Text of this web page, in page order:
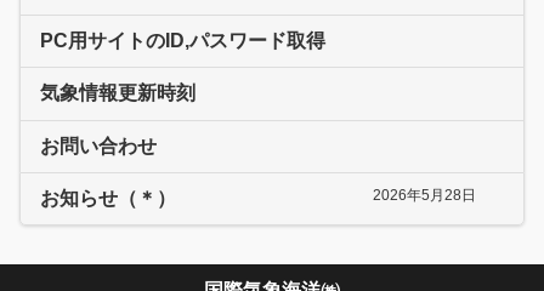
PC用サイトのID,パスワード取得
気象情報更新時刻
お問い合わせ
お知らせ（＊） 2026年5月28日